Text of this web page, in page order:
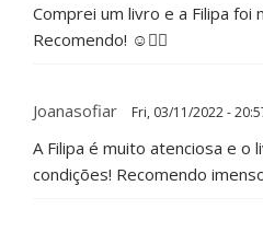
Comprei um livro e a Filipa foi
Recomendo! ☺️👌🏻
Joanasofiar Fri, 03/11/2022 -
A Filipa é muito atenciosa e o
condições! Recomendo